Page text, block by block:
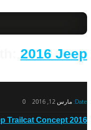
2016 Jeep
Date: مارس 12, 2016 0
2016 Jeep Trailcat Concept